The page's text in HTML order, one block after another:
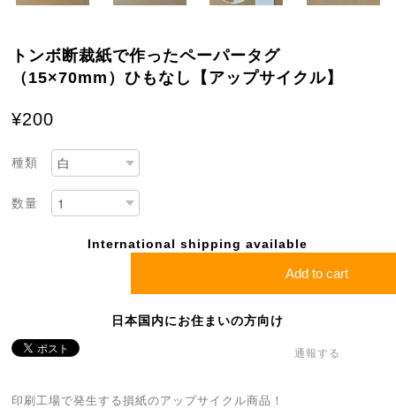
トンボ断裁紙で作ったペーパータグ
（15×70mm）ひもなし【アップサイクル】
¥200
種類
数量
International shipping available
Add to cart
日本国内にお住まいの方向け
通報する
印刷工場で発生する損紙のアップサイクル商品！